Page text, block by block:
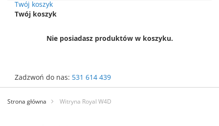
Twój koszyk
Twój koszyk
Nie posiadasz produktów w koszyku.
Zadzwoń do nas: 531 614 439
Przejdź
treści
Strona główna Witryna Royal W4D